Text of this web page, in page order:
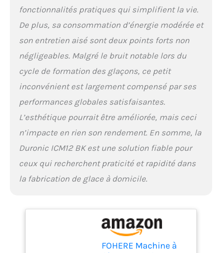
suffit d'appuyer sur un
bouton pour choisir la
utilisation simple.
Commandes intuitives et
indications visuelles-
L’interface utilisateur
simplifiée permet de
choisir la taille des
clairement le réservoir
plein ou le faible niveau
transparent offre une vue
sur le processus de
Fonctionnement
bruit (< 35 dB), l’appareil
fonctionne en douceur,
sans perturber vos
fonctionnalités pratiques qui simplifient la vie.
De plus, sa consommation d’énergie modérée et
son entretien aisé sont deux points forts non
négligeables. Malgré le bruit notable lors du
cycle de formation des glaçons, ce petit
inconvénient est largement compensé par ses
performances globales satisfaisantes.
L’esthétique pourrait être améliorée, mais ceci
n’impacte en rien son rendement. En somme, la
Duronic ICM12 BK est une solution fiable pour
ceux qui recherchent praticité et rapidité dans
la fabrication de glace à domicile.
FOHERE Machine à